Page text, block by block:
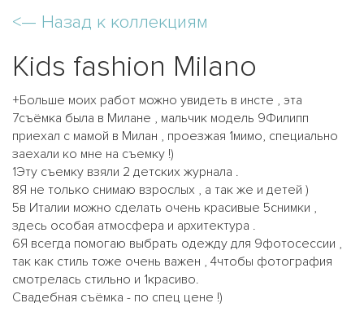
<— Назад к коллекциям
Kids fashion Milano
+Больше моих работ можно увидеть в инсте , эта
7съёмка была в Милане , мальчик модель 9Филипп
приехал с мамой в Милан , проезжая 1мимо, специально
заехали ко мне на съемку !)
1Эту съемку взяли 2 детских журнала .
8Я не только снимаю взрослых , а так же и детей )
5в Италии можно сделать очень красивые 5снимки ,
здесь особая атмосфера и архитектура .
6Я всегда помогаю выбрать одежду для 9фотосессии ,
так как стиль тоже очень важен , 4чтобы фотография
смотрелась стильно и 1красиво.
Свадебная съёмка - по спец цене !)